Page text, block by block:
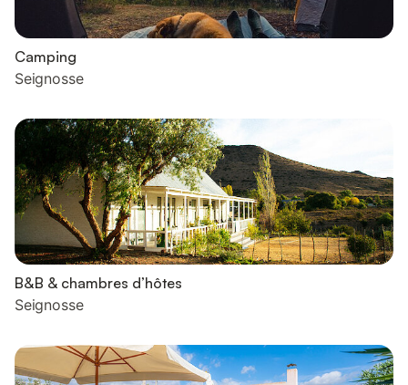
Camping
Seignosse
B&B & chambres d’hôtes
Seignosse